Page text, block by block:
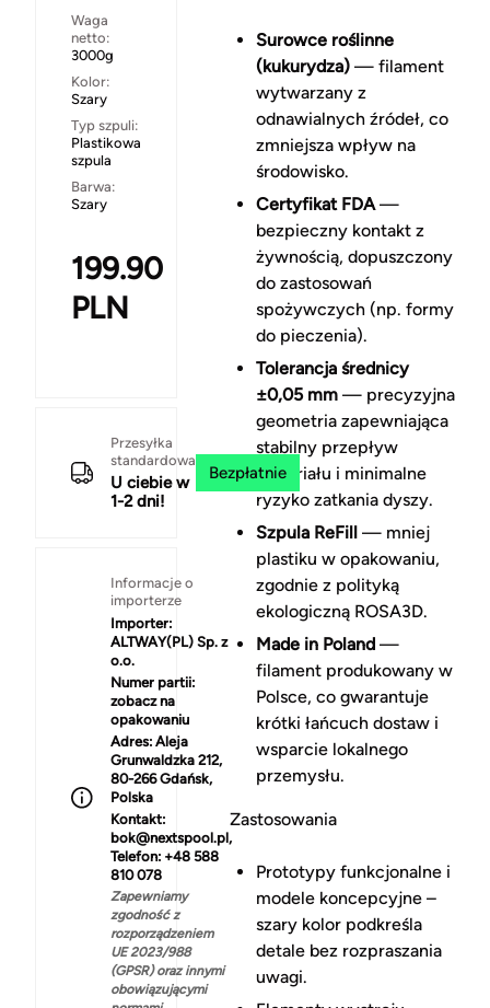
Waga
netto:
3000g
Kolor:
Szary
Typ szpuli:
Plastikowa
szpula
Barwa:
Szary
199.90
PLN
Przesyłka
standardowa
U ciebie w
1-2 dni!
Bezpłatnie
Informacje o
importerze
Importer:
ALTWAY(PL) Sp. z
o.o.
Numer partii:
zobacz na
opakowaniu
Adres: Aleja
Grunwaldzka 212,
80-266 Gdańsk,
Polska
Kontakt:
bok@nextspool.pl,
Telefon: +48 588
810 078
Zapewniamy
zgodność z
rozporządzeniem
UE 2023/988
(GPSR) oraz innymi
obowiązującymi
Surowce roślinne
(kukurydza)— filament
wytwarzany z
odnawialnych źródeł, co
zmniejsza wpływ na
środowisko.
Certyfikat FDA—
bezpieczny kontakt z
żywnością, dopuszczony
do zastosowań
spożywczych (np. formy
do pieczenia).
Tolerancja średnicy
±0,05 mm— precyzyjna
geometria zapewniająca
stabilny przepływ
materiału i minimalne
ryzyko zatkania dyszy.
Szpula ReFill— mniej
plastiku w opakowaniu,
zgodnie z polityką
ekologiczną ROSA3D.
Made in Poland—
filament produkowany w
Polsce, co gwarantuje
krótki łańcuch dostaw i
wsparcie lokalnego
przemysłu.
Zastosowania
Prototypy funkcjonalne i
modele koncepcyjne –
szary kolor podkreśla
detale bez rozpraszania
uwagi.